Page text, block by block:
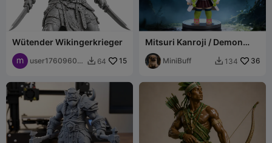
Wütender Wikingerkrieger
user17609600
 64 15
Mitsuri Kanroji / Demon
Slayer
MiniBuff  134 36